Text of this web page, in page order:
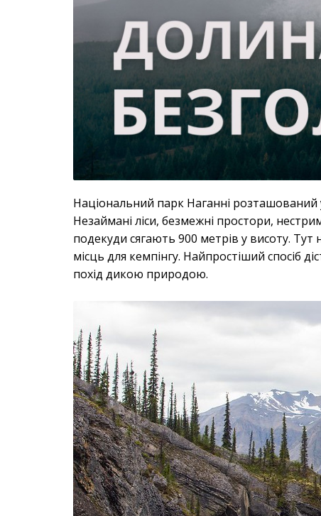
Національний парк Наганні розташований
Незаймані ліси, безмежні простори,
подекуди сягають 900 метрів у висоту. Тут
місць для кемпінгу. Найпростіший спосіб
похід дикою природою.